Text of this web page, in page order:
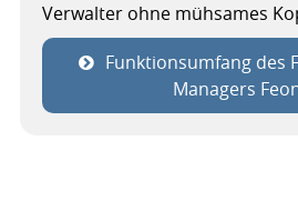
Verwalter ohne mühsames
Funktionsumfang des
Managers